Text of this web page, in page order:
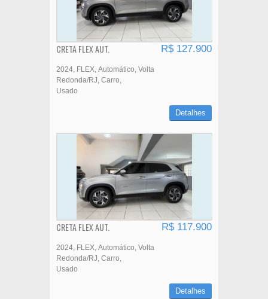
CRETA FLEX AUT. R$ 127.900
2024 FLEX Automático Volta
Redonda/RJ Carro
Usado
Detalhes
CRETA FLEX AUT. R$ 117.900
2024 FLEX Automático Volta
Redonda/RJ Carro
Usado
Detalhes